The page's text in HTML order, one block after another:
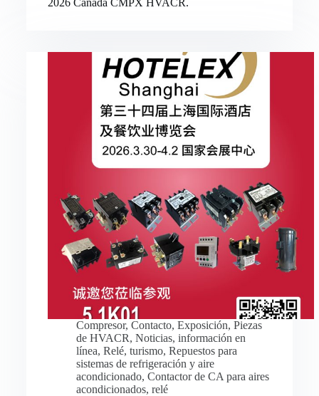
2026 Canada CMPX HVACR.
Compresor, Contacto, Exposición, Piezas
de HVACR, Noticias, información en
línea, Relé, turismo, Repuestos para
sistemas de refrigeración y aire
acondicionado, Contactor de CA para aires
acondicionados, relé